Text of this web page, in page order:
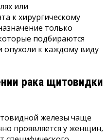
или
к хирургическому
только
подбираются
опухоли к каждому виду
рака щитовидки
железы чаще
проявляется у женщин,